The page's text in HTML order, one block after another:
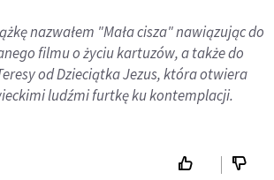
nazwałem "Mała cisza" nawiązując do
filmu o życiu kartuzów, a także do
od Dzieciątka Jezus, która otwiera
ludźmi furtkę ku kontemplacji.